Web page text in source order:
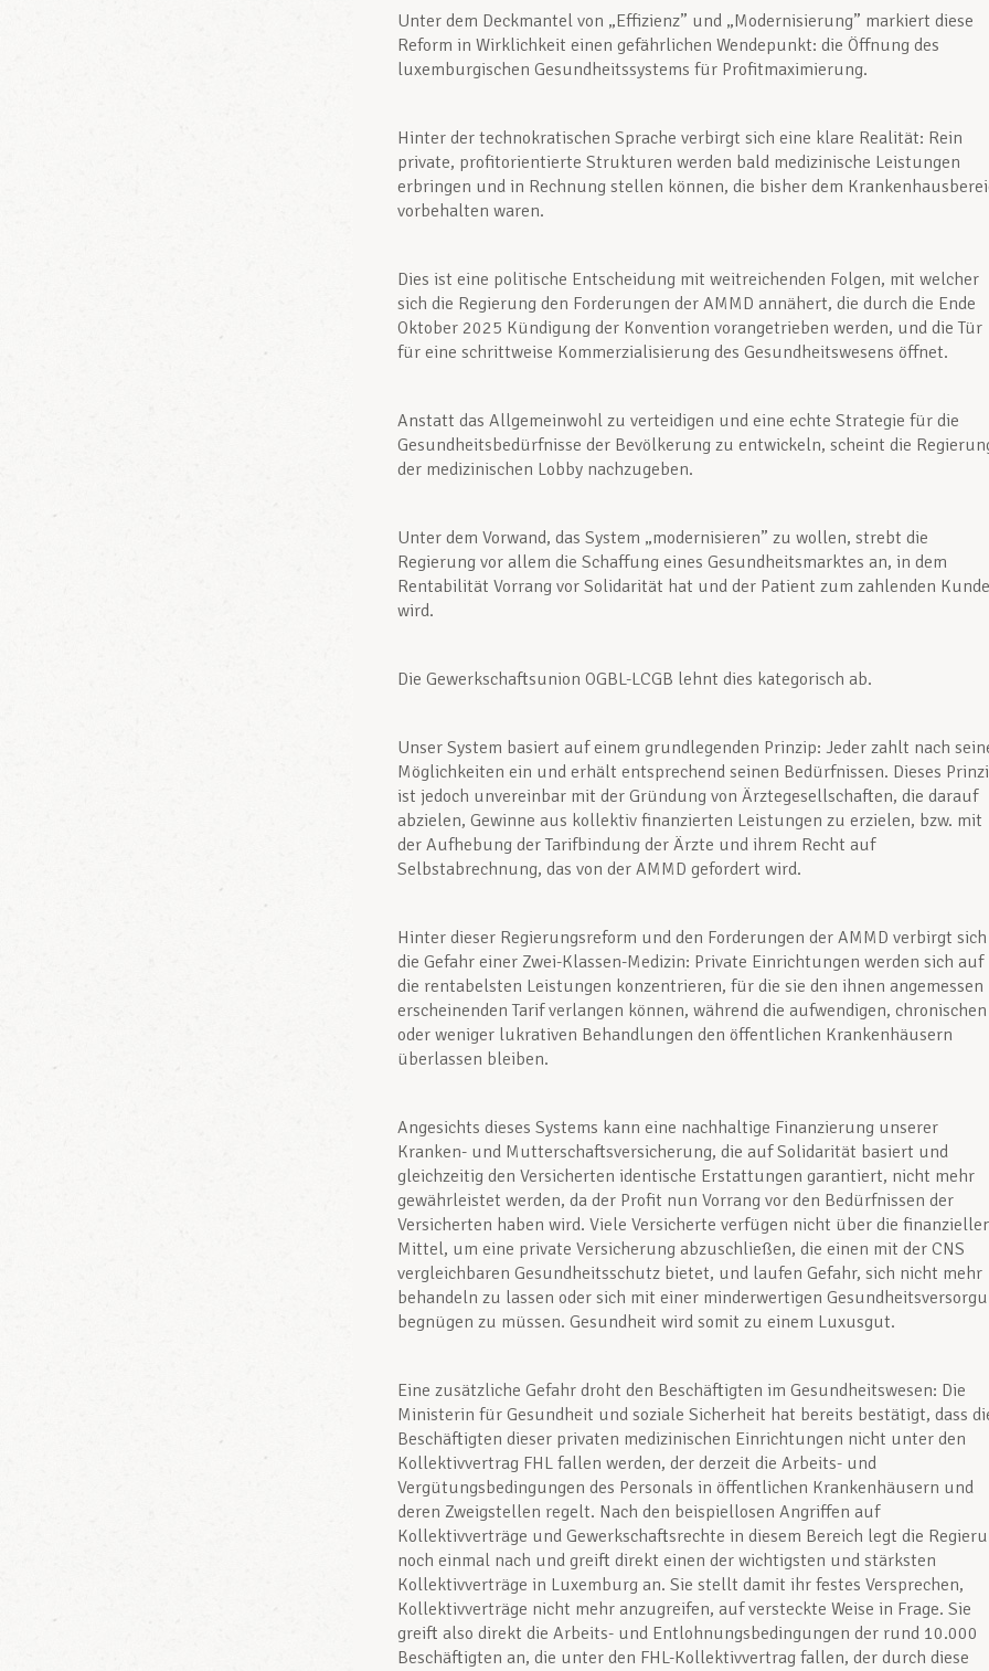
Unter dem Deckmantel von „Effizienz” und „Modernisierung” markiert diese
Reform in Wirklichkeit einen gefährlichen Wendepunkt: die Öffnung des
luxemburgischen Gesundheitssystems für Profitmaximierung.
Hinter der technokratischen Sprache verbirgt sich eine klare Realität: Rein
private, profitorientierte Strukturen werden bald medizinische Leistungen
erbringen und in Rechnung stellen können, die bisher dem
vorbehalten waren.
Dies ist eine politische Entscheidung mit weitreichenden Folgen, mit welcher
sich die Regierung den Forderungen der AMMD annähert, die durch die Ende
Oktober 2025 Kündigung der Konvention vorangetrieben werden, und die Tür
für eine schrittweise Kommerzialisierung des Gesundheitswesens öffnet.
Anstatt das Allgemeinwohl zu verteidigen und eine echte Strategie für die
Gesundheitsbedürfnisse der Bevölkerung zu entwickeln, scheint die
der medizinischen Lobby nachzugeben.
Unter dem Vorwand, das System „modernisieren” zu wollen, strebt die
Regierung vor allem die Schaffung eines Gesundheitsmarktes an, in dem
Rentabilität Vorrang vor Solidarität hat und der Patient zum zahlenden
wird.
Die Gewerkschaftsunion OGBL-LCGB lehnt dies kategorisch ab.
Unser System basiert auf einem grundlegenden Prinzip: Jeder zahlt nach
Möglichkeiten ein und erhält entsprechend seinen Bedürfnissen. Dieses
ist jedoch unvereinbar mit der Gründung von Ärztegesellschaften, die darauf
abzielen, Gewinne aus kollektiv finanzierten Leistungen zu erzielen, bzw. mit
der Aufhebung der Tarifbindung der Ärzte und ihrem Recht auf
Selbstabrechnung, das von der AMMD gefordert wird.
Hinter dieser Regierungsreform und den Forderungen der AMMD verbirgt sich
die Gefahr einer Zwei-Klassen-Medizin: Private Einrichtungen werden sich auf
die rentabelsten Leistungen konzentrieren, für die sie den ihnen angemessen
erscheinenden Tarif verlangen können, während die aufwendigen, chronischen
oder weniger lukrativen Behandlungen den öffentlichen Krankenhäusern
überlassen bleiben.
Angesichts dieses Systems kann eine nachhaltige Finanzierung unserer
Kranken- und Mutterschaftsversicherung, die auf Solidarität basiert und
gleichzeitig den Versicherten identische Erstattungen garantiert, nicht mehr
gewährleistet werden, da der Profit nun Vorrang vor den Bedürfnissen der
Versicherten haben wird. Viele Versicherte verfügen nicht über die
Mittel, um eine private Versicherung abzuschließen, die einen mit der CNS
vergleichbaren Gesundheitsschutz bietet, und laufen Gefahr, sich nicht mehr
behandeln zu lassen oder sich mit einer minderwertigen
begnügen zu müssen. Gesundheit wird somit zu einem Luxusgut.
Eine zusätzliche Gefahr droht den Beschäftigten im Gesundheitswesen: Die
Ministerin für Gesundheit und soziale Sicherheit hat bereits bestätigt, dass
Beschäftigten dieser privaten medizinischen Einrichtungen nicht unter den
Kollektivvertrag FHL fallen werden, der derzeit die Arbeits- und
Vergütungsbedingungen des Personals in öffentlichen Krankenhäusern und
deren Zweigstellen regelt. Nach den beispiellosen Angriffen auf
Kollektivverträge und Gewerkschaftsrechte in diesem Bereich legt die
noch einmal nach und greift direkt einen der wichtigsten und stärksten
Kollektivverträge in Luxemburg an. Sie stellt damit ihr festes Versprechen,
Kollektivverträge nicht mehr anzugreifen, auf versteckte Weise in Frage. Sie
greift also direkt die Arbeits- und Entlohnungsbedingungen der rund 10.000
Beschäftigten an, die unter den FHL-Kollektivvertrag fallen, der durch diese